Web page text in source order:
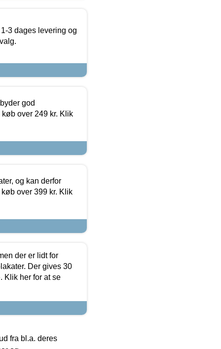
3 dages levering og
god
over 249 kr. Klik
og kan derfor
over 399 kr. Klik
der er lidt for
Der gives 30
Klik her for at se
fra bl.a. deres